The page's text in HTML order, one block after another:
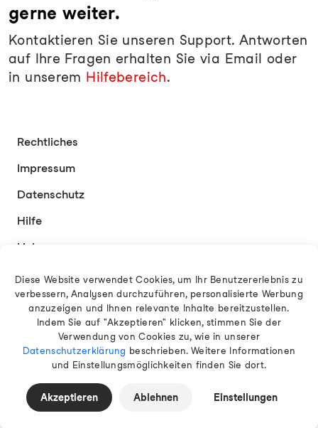
gerne weiter.
Kontaktieren Sie unseren Support. Antworten
auf Ihre Fragen erhalten Sie via Email oder
in unserem Hilfebereich.
Rechtliches
Impressum
Datenschutz
Hilfe
Links
Kontakt
Deutsch
© 2026 EAMT GmbH
Diese Website verwendet Cookies, um Ihr Benutzererlebnis zu
verbessern, Analysen durchzuführen, personalisierte Werbung
anzuzeigen und Ihnen relevante Inhalte bereitzustellen.
Indem Sie auf "Akzeptieren" klicken, stimmen Sie der
Verwendung von Cookies zu, wie in unserer
Datenschutzerklärung beschrieben. Weitere Informationen
und Einstellungsmöglichkeiten finden Sie dort.
Akzeptieren Ablehnen Einstellungen